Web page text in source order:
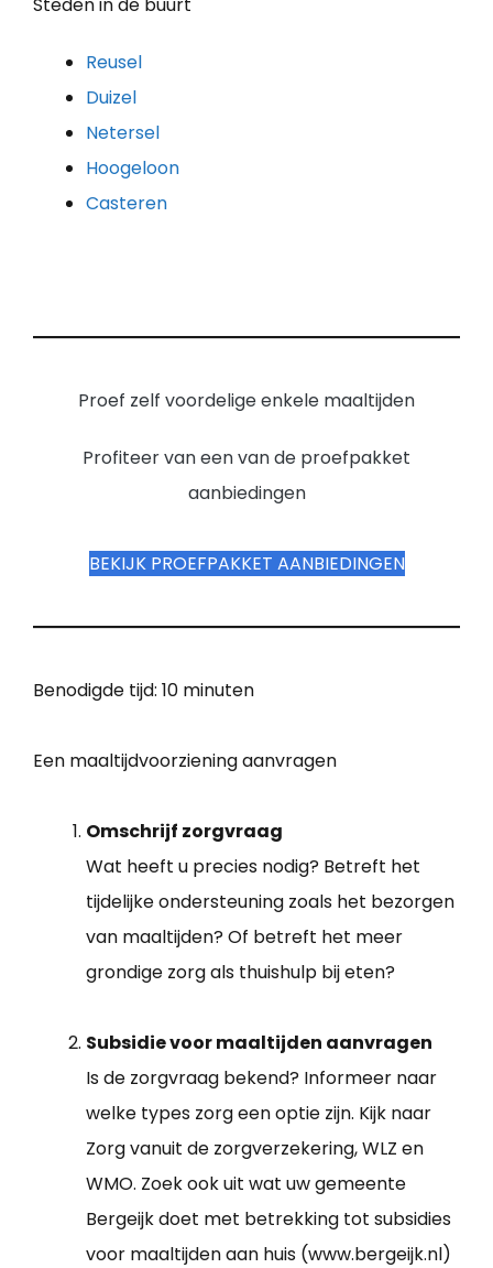
Reusel
Duizel
Netersel
Hoogeloon
Casteren
Proef zelf voordelige enkele maaltijden
Profiteer van een van de proefpakket
aanbiedingen
BEKIJK PROEFPAKKET AANBIEDINGEN
Benodigde tijd: 10 minuten
Een maaltijdvoorziening aanvragen
Omschrijf zorgvraag
Wat heeft u precies nodig? Betreft het
tijdelijke ondersteuning zoals het bezorgen
van maaltijden? Of betreft het meer
grondige zorg als thuishulp bij eten?
Subsidie voor maaltijden aanvragen
Is de zorgvraag bekend? Informeer naar
welke types zorg een optie zijn. Kijk naar
Zorg vanuit de zorgverzekering, WLZ en
WMO. Zoek ook uit wat uw gemeente
Bergeijk doet met betrekking tot subsidies
voor maaltijden aan huis (www.bergeijk.nl)